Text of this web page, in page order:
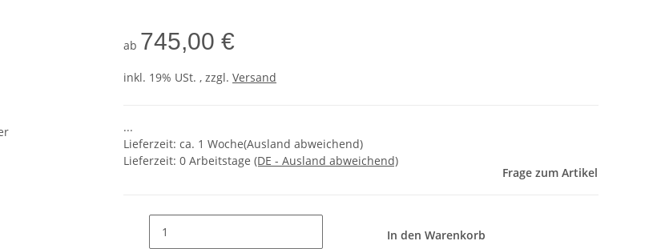
ab 745,00 €
inkl. 19% USt. , zzgl. Versand
...
Lieferzeit: ca. 1 Woche(Ausland abweichend)
Lieferzeit: 0 Arbeitstage (DE - Ausland abweichend)
Frage zum Artikel
In den Warenkorb